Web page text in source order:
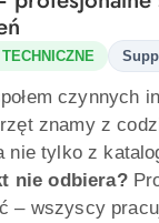
czynnych
znamy z
nie tylko z
nie odbiera?
– wszyscy